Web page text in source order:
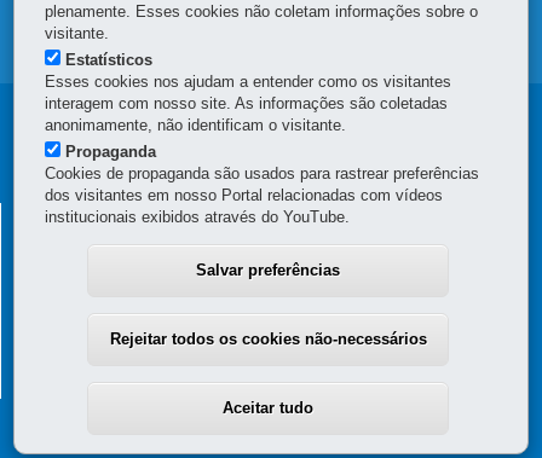
MAPA DO SITE
Navegação
Principal
SEAP
SECRETARIA DE ESTADO DA ADMINISTRAÇÃO E DA
PREVIDÊNCIA
Palácio das Araucárias
(41) 3313-6000 / 6264 - Horário de atendimento: 8h30 a 12h e 13h30 a
plenamente. Esses cookies não coletam informações sobre o
visitante.
Estatísticos
Esses cookies nos ajudam a entender como os visitantes
interagem com nosso site. As informações são coletadas
anonimamente, não identificam o visitante.
Propaganda
Cookies de propaganda são usados para rastrear preferências
dos visitantes em nosso Portal relacionadas com vídeos
institucionais exibidos através do YouTube.
Salvar preferências
Rejeitar todos os cookies não-necessários
Aceitar tudo